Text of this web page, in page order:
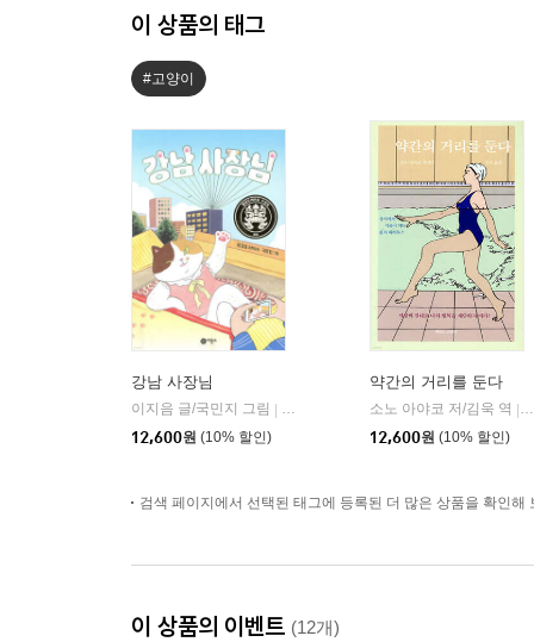
이 상품의 태그
#고양이
강남 사장님
이지음 글/국민지 그림
비룡소
12,600원 (10% 할인)
약간의 거리를 둔다
소노 아야코 저/김욱 역
12,600원 (10% 할인)
검색 페이지에서 선택된 태그에 등록된 더 많은 상품을 확인해
이 상품의 이벤트 (12개)